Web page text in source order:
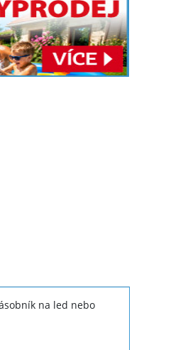
na led nebo